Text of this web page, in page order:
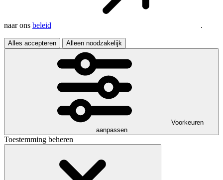
naar ons beleid .
Alles accepteren Alleen noodzakelijk
Voorkeuren
aanpassen
Toestemming beheren